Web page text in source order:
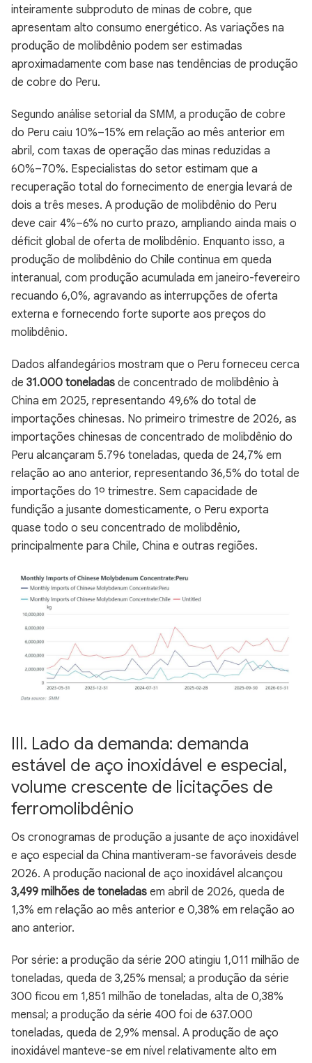
inteiramente subproduto de minas de cobre, que
apresentam alto consumo energético. As variações na
produção de molibdênio podem ser estimadas
aproximadamente com base nas tendências de produção
de cobre do Peru.
Segundo análise setorial da SMM, a produção de cobre
do Peru caiu 10%–15% em relação ao mês anterior em
abril, com taxas de operação das minas reduzidas a
60%–70%. Especialistas do setor estimam que a
recuperação total do fornecimento de energia levará de
dois a três meses. A produção de molibdênio do Peru
deve cair 4%–6% no curto prazo, ampliando ainda mais o
déficit global de oferta de molibdênio. Enquanto isso, a
produção de molibdênio do Chile continua em queda
interanual, com produção acumulada em janeiro-fevereiro
recuando 6,0%, agravando as interrupções de oferta
externa e fornecendo forte suporte aos preços do
molibdênio.
Dados alfandegários mostram que o Peru forneceu cerca
de 31.000 toneladas de concentrado de molibdênio à
China em 2025, representando 49,6% do total de
importações chinesas. No primeiro trimestre de 2026, as
importações chinesas de concentrado de molibdênio do
Peru alcançaram 5.796 toneladas, queda de 24,7% em
relação ao ano anterior, representando 36,5% do total de
importações do 1º trimestre. Sem capacidade de
fundição a jusante domesticamente, o Peru exporta
quase todo o seu concentrado de molibdênio,
principalmente para Chile, China e outras regiões.
III. Lado da demanda: demanda
estável de aço inoxidável e especial,
volume crescente de licitações de
ferromolibdênio
Os cronogramas de produção a jusante de aço inoxidável
e aço especial da China mantiveram-se favoráveis desde
2026. A produção nacional de aço inoxidável alcançou
3,499 milhões de toneladas em abril de 2026, queda de
1,3% em relação ao mês anterior e 0,38% em relação ao
ano anterior.
Por série: a produção da série 200 atingiu 1,011 milhão de
toneladas, queda de 3,25% mensal; a produção da série
300 ficou em 1,851 milhão de toneladas, alta de 0,38%
mensal; a produção da série 400 foi de 637.000
toneladas, queda de 2,9% mensal. A produção de aço
inoxidável manteve-se em nível relativamente alto em